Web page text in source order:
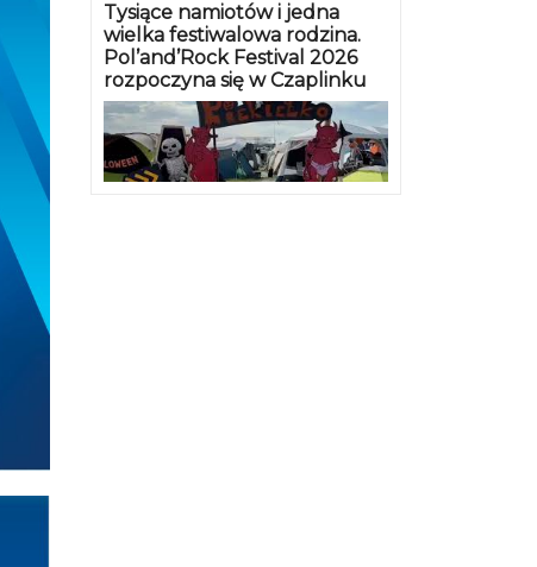
Tysiące namiotów i jedna
wielka festiwalowa rodzina.
Pol’and’Rock Festival 2026
rozpoczyna się w Czaplinku